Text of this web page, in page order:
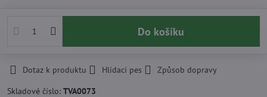
Do košíku
Dotaz k produktu Hlídací pes
Způsob dopravy
Skladové číslo: TVA0073